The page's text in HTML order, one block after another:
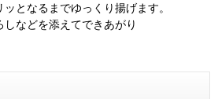
となるまでゆっくり揚げます。
しなどを添えてできあがり